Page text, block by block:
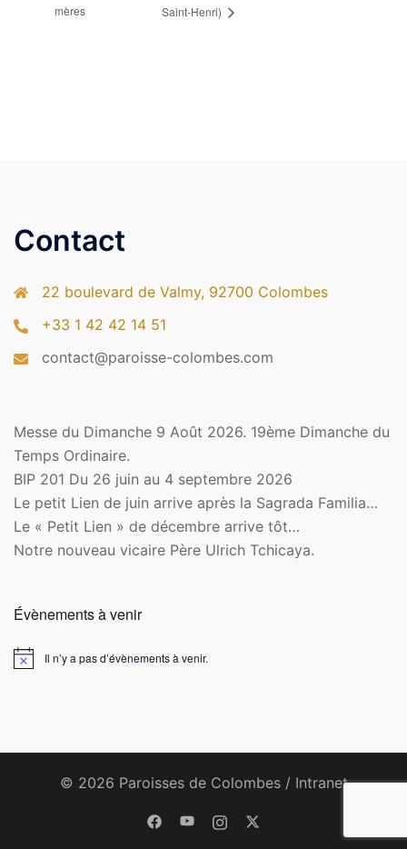
mères
Saint-Henri)
Contact
22 boulevard de Valmy, 92700 Colombes
+33 1 42 42 14 51
contact@paroisse-colombes.com
Messe du Dimanche 9 Août 2026. 19ème Dimanche du
Temps Ordinaire.
BIP 201 Du 26 juin au 4 septembre 2026
Le petit Lien de juin arrive après la Sagrada Familia…
Le « Petit Lien » de décembre arrive tôt…
Notre nouveau vicaire Père Ulrich Tchicaya.
Évènements à venir
Notice Il n’y a pas d’évènements à venir.
© 2026 Paroisses de Colombes / Intranet